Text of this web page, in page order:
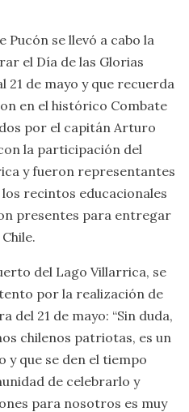
Pucón se llevó a cabo la
el Día de las Glorias
21 de mayo y que recuerda
en el histórico Combate
por el capitán Arturo
la participación del
y fueron representantes
recintos educacionales
presentes para entregar
del Lago Villarrica, se
por la realización de
del 21 de mayo: “Sin duda,
chilenos patriotas, es un
y que se den el tiempo
de celebrarlo y
para nosotros es muy